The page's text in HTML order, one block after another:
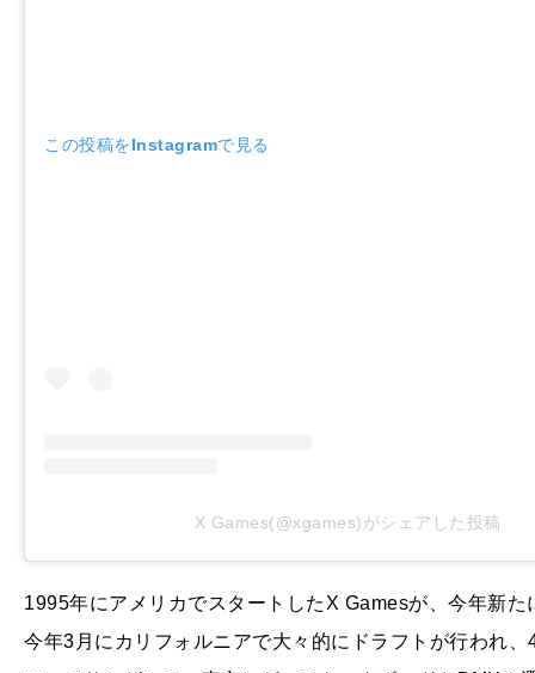
この投稿をInstagramで見る
X Games(@xgames)がシェアした投稿
1995年にアメリカでスタートしたX Gamesが、今年新
今年3月にカリフォルニアで大々的にドラフトが行われ